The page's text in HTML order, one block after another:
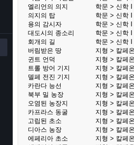
엘리언의 의지
학문 > 신학
의지의 탑
학문 > 신학
용의 감시자
학문 > 신학
대도시의 종소리
학문 > 신학
회개의 길
학문 > 신학
버림받은 땅
지형 > 칼페
귄트 언덕
지형 > 칼페
트롤 방어 기지
지형 > 칼페
델페 전진 기지
지형 > 칼페
카란다 능선
지형 > 칼페
북부 밀 농장
지형 > 칼페
오염된 농장지
지형 > 칼페
카프라스 동굴
지형 > 칼페
고립된 초소
지형 > 칼페
디아스 농장
지형 > 칼페
에페리아 초소
지형 > 칼페